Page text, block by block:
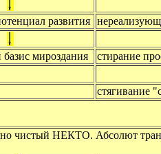
развития
мироздания стирание
стягивание
чистый НЕКТО. Абсолют